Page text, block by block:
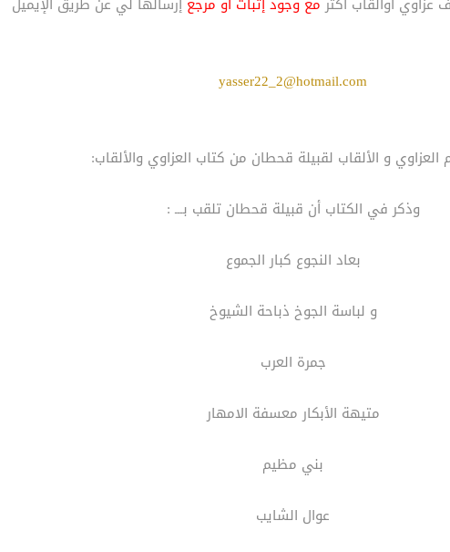
yasser22_2@hotmail.com
العزاوي و الألقاب لقبيلة قحطان من كتاب العزاوي والألقاب:
وذكر في الكتاب أن قبيلة قحطان تلقب بـــ :
بعاد النجوع كبار الجموع
و لباسة الجوخ ذباحة الشيوخ
جمرة العرب
متيهة الأبكار معسفة الامهار
بني مظيم
عوال الشايب